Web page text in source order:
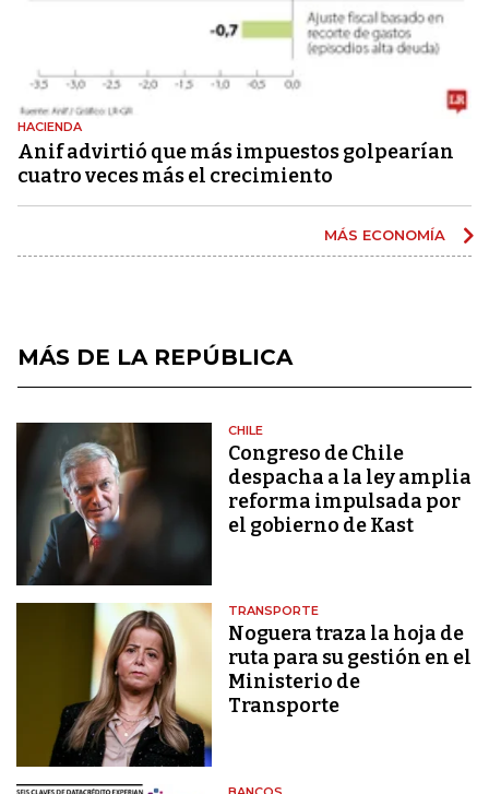
HACIENDA
Anif advirtió que más impuestos golpearían
cuatro veces más el crecimiento
MÁS ECONOMÍA
MÁS DE LA REPÚBLICA
CHILE
Congreso de Chile
despacha a la ley amplia
reforma impulsada por
el gobierno de Kast
TRANSPORTE
Noguera traza la hoja de
ruta para su gestión en el
Ministerio de
Transporte